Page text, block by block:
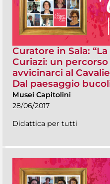
Curatore in Sala:
Curiazi: un
avvicinarci al
Dal paesaggio
Musei Capitolini
28/06/2017
Didattica per tutti